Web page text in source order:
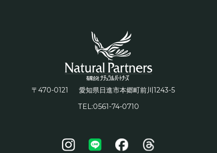
〒470-0121 愛知県日進市本郷町前川 1243-5
TEL:0561-74-0710